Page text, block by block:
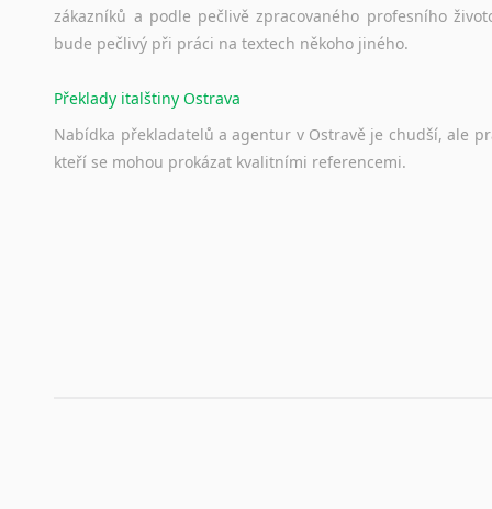
zákazníků a podle pečlivě zpracovaného profesního
bude pečlivý při práci na textech někoho jiného.
Překlady italštiny Ostrava
Nabídka překladatelů a agentur v Ostravě je chudší, ale
kteří se mohou prokázat kvalitními referencemi.